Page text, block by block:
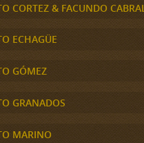
CORTEZ & FACUNDO CABRAL
ECHAGÜE
GÓMEZ
GRANADOS
MARINO